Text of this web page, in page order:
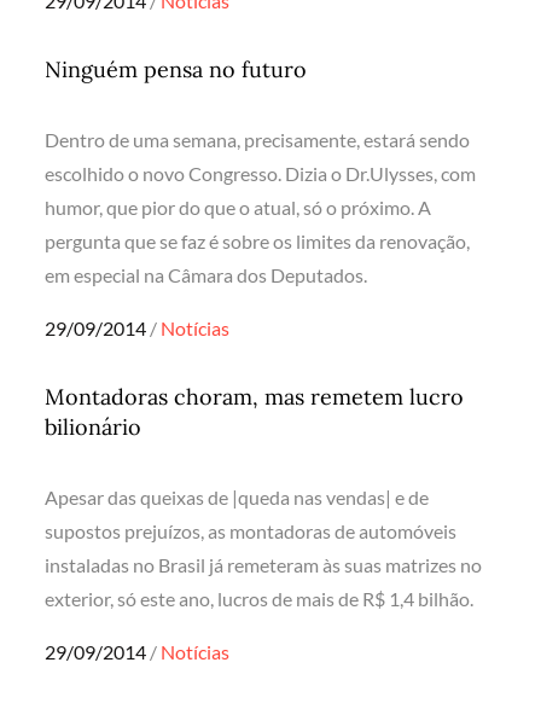
Ninguém pensa no futuro
Dentro de uma semana, precisamente, estará sendo
escolhido o novo Congresso. Dizia o Dr.Ulysses, com
humor, que pior do que o atual, só o próximo. A
pergunta que se faz é sobre os limites da renovação,
em especial na Câmara dos Deputados.
Posted
29/09/2014 Notícias
Montadoras choram, mas remetem lucro
bilionário
Apesar das queixas de |queda nas vendas| e de
supostos prejuízos, as montadoras de automóveis
instaladas no Brasil já remeteram às suas matrizes no
exterior, só este ano, lucros de mais de R$ 1,4 bilhão.
Posted
29/09/2014 Notícias